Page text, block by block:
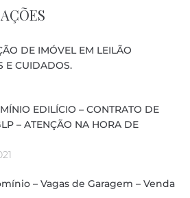
DE IMÓVEL EM LEILÃO
E CUIDADOS.
EDILÍCIO – CONTRATO DE
– ATENÇÃO NA HORA DE
– Vagas de Garagem – Venda